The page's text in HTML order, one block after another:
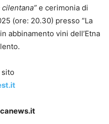
e cerimonia di
(ore: 20.30) presso “La
abbinamento vini dell’Etna